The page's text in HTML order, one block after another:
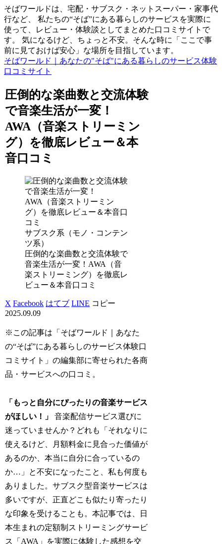
そばワールドは、宅配・サブスク・ネットスーパー・家事代
行など、 私たちの“そば”にある暮らしのサービスを実際に
使って、レビュー・体験談としてまとめた口コミサイトで
す。 気になるけど、ちょっと不安。そんな時に「ここで事
前に見ておけば安心」な場所を目指しています。
そばワールド｜あなたの"そば"にある暮らしのサービス体験
口コミサイト
圧倒的な楽曲数と交流体験
で音楽生活が一変！
AWA（音楽ストリーミン
グ）を徹底レビュー＆本
音口コミ
サブスク系（モノ・コンテン
ツ系）
圧倒的な楽曲数と交流体験で
音楽生活が一変！AWA（音
楽ストリーミング）を徹底レ
ビュー＆本音口コミ
X Facebook はてブ LINE コピー
2025.09.09
※この記事は「そばワールド｜あなた
の“そば”にある暮らしのサービス体験口
コミサイト」の編集部に寄せられた各商
品・サービスへの口コミ。
「もっと自分にぴったりの音楽サービス
がほしい！」
音楽配信サービス選びに
迷っていませんか？どれも「それなりに
使えるけど、月額料金に見合った価値が
あるのか、本当に自分に合っているの
か…」と不安になったこと、私も何度も
ありました。サブスク型音楽サービスは
多いですが、正直どこも似たり寄ったり
な印象を受けることも。本記事では、日
本生まれの定額制ストリーミングサービ
ス「AWA」を実際に体験した感想を交